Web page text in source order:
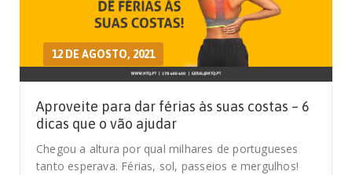
12 DE AGOSTO, 2021
Aproveite para dar férias às suas costas – 6
dicas que o vão ajudar
Chegou a altura por qual milhares de portugueses
tanto esperava. Férias, sol, passeios e mergulhos!